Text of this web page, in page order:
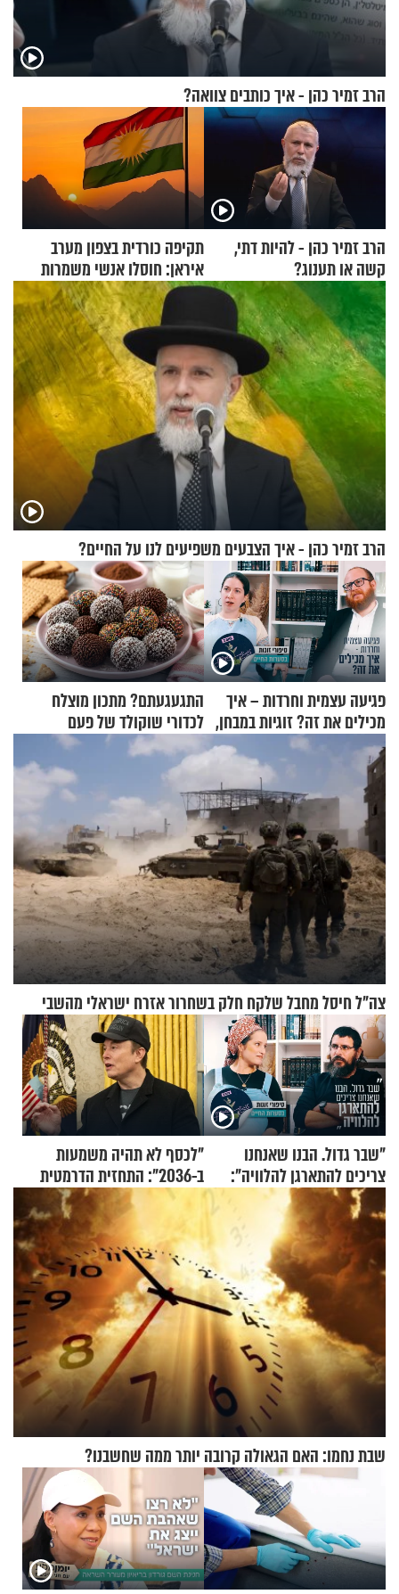
הרב זמיר כהן - איך כותבים צוואה?
הרב זמיר כהן - להיות דתי,
קשה או תענוג?
תקיפה כורדית בצפון מערב
איראן: חוסלו אנשי משמרות
המהפכה
הרב זמיר כהן - איך הצבעים משפיעים לנו על החיים?
פגיעה עצמית וחרדות – איך
מכילים את זה? זוגיות במבחן,
הפעם עם יהודית ואלתר כהן
התגעגעתם? מתכון מוצלח
לכדורי שוקולד של פעם
צה"ל חיסל מחבל שלקח חלק בשחרור אזרח ישראלי מהשבי
"שבר גדול. הבנו שאנחנו
צריכים להתארגן להלוויה":
זוגיות במבחן, הפעם עם מרים
וגד דנינו
"לכסף לא תהיה משמעות
ב-2036": התחזית הדרמטית
של אילון מאסק על עתיד
הכלכלה
שבת נחמו: האם הגאולה קרובה יותר ממה שחשבנו?